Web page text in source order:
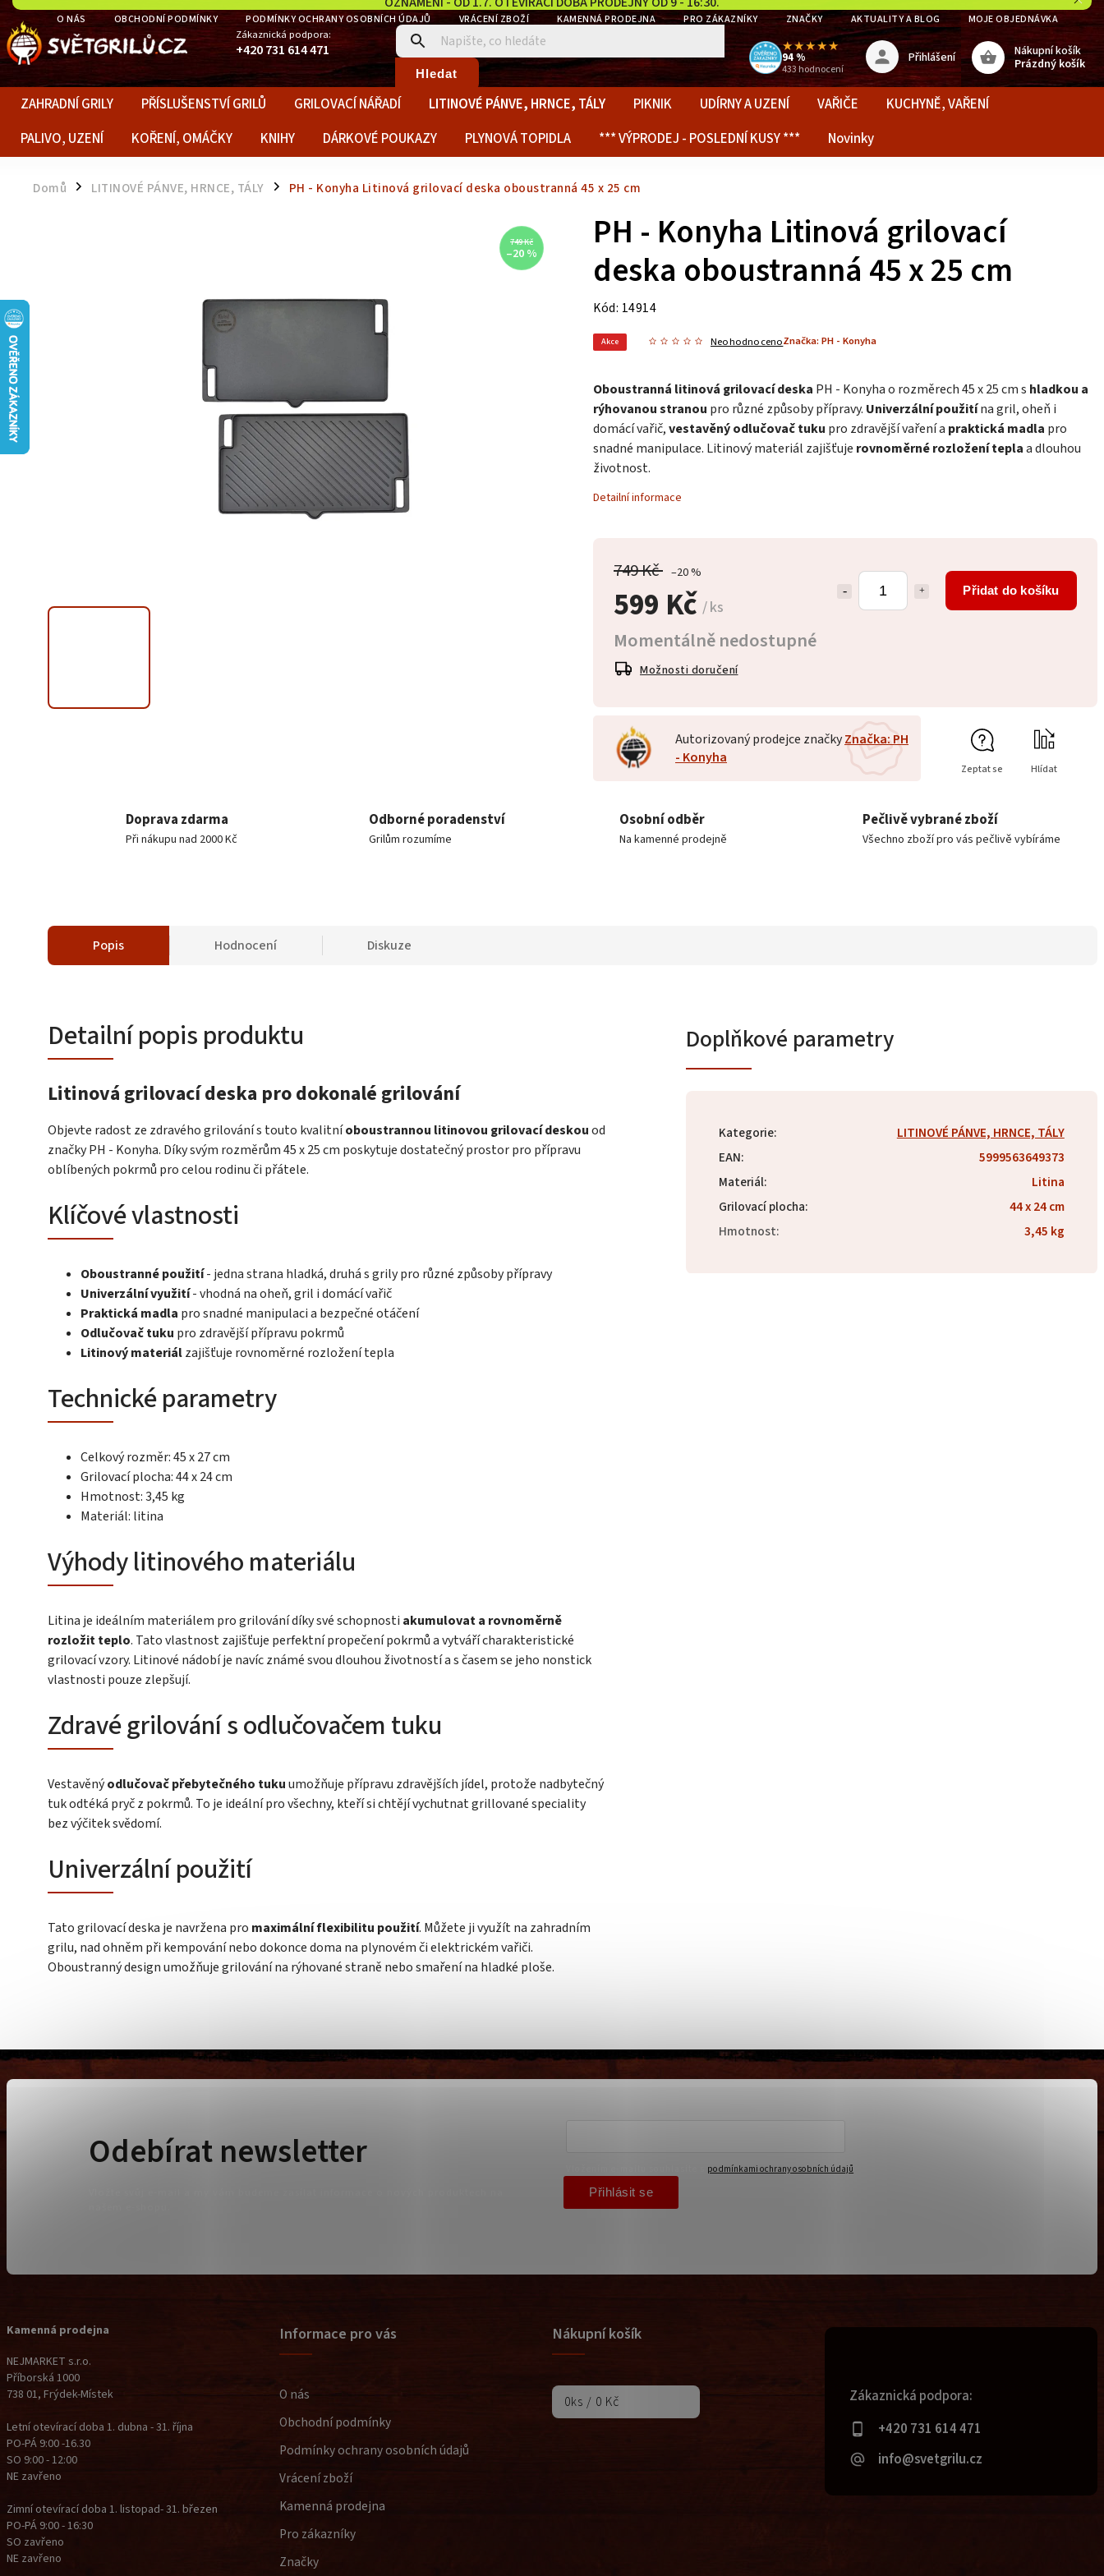
O NÁS OBCHODNÍ PODMÍNKY PODMÍNKY OCHRANY OSOBNÍCH ÚDAJŮ VRÁCENÍ ZBOŽÍ KAMENNÁ PRODEJNA PRO ZÁKAZNÍKY ZNAČKY AKTUALITY A BLOG MOJE OBJEDNÁVKA
Zákaznická podpora:
+420 731 614 471
Hledat
★★★★★
94 %
433 hodnocení
Nákupní košík
Prázdný košík
Přihlášení
ZAHRADNÍ GRILY PŘÍSLUŠENSTVÍ GRILŮ GRILOVACÍ NÁŘADÍ LITINOVÉ PÁNVE, HRNCE, TÁLY PIKNIK UDÍRNY A UZENÍ VAŘIČE
KUCHYNĚ, VAŘENÍ
PALIVO, UZENÍ
KOŘENÍ, OMÁČKY KNIHY DÁRKOVÉ POUKAZY PLYNOVÁ TOPIDLA *** VÝPRODEJ - POSLEDNÍ KUSY *** Novinky
Domů / LITINOVÉ PÁNVE, HRNCE, TÁLY / PH - Konyha Litinová grilovací deska oboustranná 45 x 25 cm
749 Kč
–20 %
749 Kč –20 %
599 Kč / ks
Přidat do košíku
Momentálně nedostupné
Možnosti doručení
PH - Konyha Litinová grilovací
deska oboustranná 45 x 25 cm
Kód: 14914
Akce NeohodnocenoZnačka:PH - Konyha
Oboustranná litinová grilovací deska PH - Konyha o rozměrech 45 x 25 cm s hladkou a
rýhovanou stranou pro různé způsoby přípravy. Univerzální použitína gril, oheň i
domácí vařič,vestavěný odlučovač tuku pro zdravější vaření a praktická madla pro
snadné manipulace. Litinový materiál zajišťuje rovnoměrné rozložení teplaa dlouhou
životnost.
Detailní informace
Autorizovaný prodejce značkyZnačka: PH
- Konyha
Zeptat se Hlídat
Doprava zdarma
Při nákupu nad 2000 Kč
Odborné poradenství
Grilům rozumíme
Osobní odběr
Na kamenné prodejně
Pečlivě vybrané zboží
Všechno zboží pro vás pečlivě vybíráme
Popis Hodnocení Diskuze
Detailní popis produktu
Litinová grilovací deska pro dokonalé grilování
Objevte radost ze zdravého grilování s touto kvalitníoboustrannou litinovou grilovací deskouod
značky PH - Konyha. Díky svým rozměrům 45 x 25 cm poskytuje dostatečný prostor pro přípravu
oblíbených pokrmů pro celou rodinu či přátele.
Klíčové vlastnosti
Oboustranné použití- jedna strana hladká, druhá s grily pro různé způsoby přípravy
Univerzální využití- vhodná na oheň, gril i domácí vařič
Praktická madla pro snadné manipulaci a bezpečné otáčení
Odlučovač tuku pro zdravější přípravu pokrmů
Litinový materiálzajišťuje rovnoměrné rozložení tepla
Technické parametry
Celkový rozměr: 45 x 27 cm
Grilovací plocha: 44 x 24 cm
Hmotnost: 3,45 kg
Materiál: litina
Výhody litinového materiálu
Litina je ideálním materiálem pro grilování díky své schopnosti akumulovat a rovnoměrně
rozložit teplo. Tato vlastnost zajišťuje perfektní propečení pokrmů a vytváří charakteristické
grilovací vzory. Litinové nádobí je navíc známé svou dlouhou životností a s časem se jeho nonstick
vlastnosti pouze zlepšují.
Zdravé grilování s odlučovačem tuku
Vestavěnýodlučovač přebytečného tukuumožňuje přípravu zdravějších jídel, protože nadbytečný
tuk odtéká pryč z pokrmů. To je ideální pro všechny, kteří si chtějí vychutnat grillované speciality
bez výčitek svědomí.
Univerzální použití
Tato grilovací deska je navržena pro maximální flexibilitu použití. Můžete ji využít na zahradním
grilu, nad ohněm při kempování nebo dokonce doma na plynovém či elektrickém vařiči.
Oboustranný design umožňuje grilování na rýhované straně nebo smaření na hladké ploše.
Doplňkové parametry
Kategorie:
LITINOVÉ PÁNVE, HRNCE, TÁLY
EAN:
5999563649373
Materiál:
Litina
Grilovací plocha:
44 x 24 cm
Hmotnost: 3,45 kg
Zákaznická podpora:
+420 731 614 471
info@svetgrilu.cz
Kamenná prodejna
NEJMARKET s.r.o.
Příborská 1000
738 01, Frýdek-Místek
Letní otevírací doba 1. dubna - 31. října
PO-PÁ 9:00 -16.30
SO 9:00 - 12:00
NE zavřeno
Zimní otevírací doba 1. listopad- 31. březen
PO-PÁ 9:00 - 16:30
SO zavřeno
NE zavřeno
Informace pro vás
O nás
Obchodní podmínky
Podmínky ochrany osobních údajů
Vrácení zboží
Kamenná prodejna
Pro zákazníky
Značky
Nákupní košík
0ks / 0 Kč
Odebírat newsletter
podmínkami ochrany osobních údajů
Přihlásit se